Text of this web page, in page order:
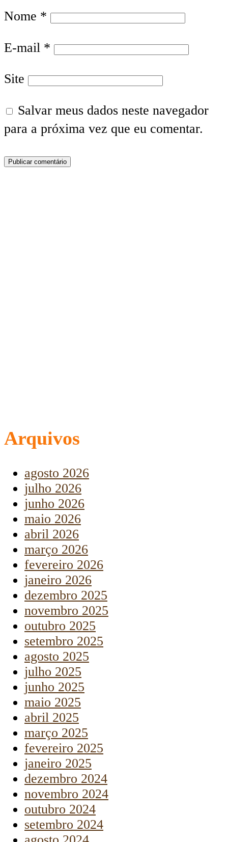
Nome *
E-mail *
Site
Salvar meus dados neste navegador
para a próxima vez que eu comentar.
Arquivos
agosto 2026
julho 2026
junho 2026
maio 2026
abril 2026
março 2026
fevereiro 2026
janeiro 2026
dezembro 2025
novembro 2025
outubro 2025
setembro 2025
agosto 2025
julho 2025
junho 2025
maio 2025
abril 2025
março 2025
fevereiro 2025
janeiro 2025
dezembro 2024
novembro 2024
outubro 2024
setembro 2024